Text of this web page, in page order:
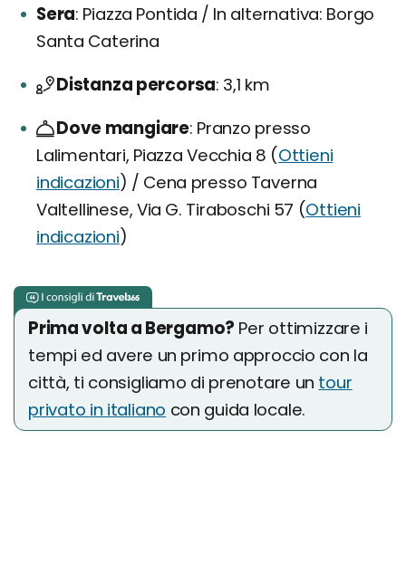
Sera Piazza Pontida / In alternativa: Borgo
Santa Caterina
Distanza percorsa 3,1 km
Dove mangiare Pranzo presso
Lalimentari, Piazza Vecchia 8 (Ottieni
indicazioni) / Cena presso Taverna
Valtellinese, Via G. Tiraboschi 57 (Ottieni
indicazioni)
Prima volta a Bergamo? Per ottimizzare i
tempi ed avere un primo approccio con la
città, ti consigliamo di prenotare un tour
privato in italiano con guida locale.